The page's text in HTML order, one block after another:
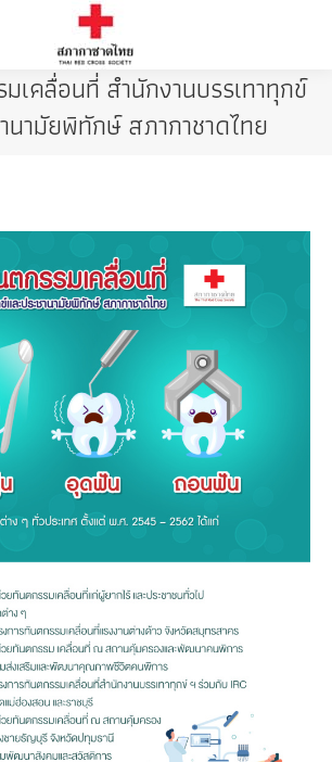
เคลื่อนที่ สำนักงานบรรเทาทุกข์
นามัยพิทักษ์ สภากาชาดไทย